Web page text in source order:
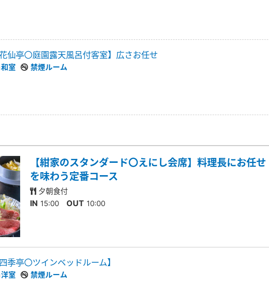
花仙亭〇庭園露天風呂付客室】広さお任せ
和室 禁煙ルーム
【紺家のスタンダード〇えにし会席】料理長にお任
を味わう定番コース
夕朝食付
IN 15:00 OUT 10:00
四季亭〇ツインベッドルーム】
洋室 禁煙ルーム